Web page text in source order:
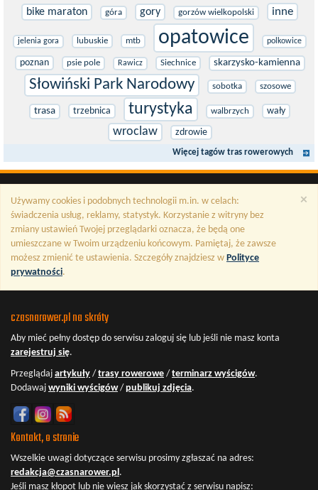
bike maraton góra gory gorzów wielkopolski inne
jelenia gora lubuskie mtb opatowice polkowice
poznan psie pole Rawicz Siechnice skarzysko-kamienna
Słowiński Park Narodowy sobotka szosowe
trasa trzebnica turystyka walbrzych wały
wroclaw zdrowie
Więcej tagów tras rowerowych
×
Używamy cookies i podobnych technologii m.in. w celach:
świadczenia usług, reklamy, statystyk. Korzystanie z witryny bez
zmiany ustawień Twojej przeglądarki oznacza, że będą one
umieszczane w Twoim urządzeniu końcowym. Pamiętaj, że zawsze
możesz zmienić te ustawienia. Szczegóły znajdziesz w Polityce
prywatności.
czasnarower.pl na skróty
Aby mieć pełny dostęp do serwisu zaloguj się lub jeśli nie masz konta
zarejestruj się.
Przeglądaj artykuły / trasy rowerowe / terminarz wyścigów.
Dodawaj wyniki wyścigów/ publikuj zdjęcia.
Kontakt, o stronie
Wszelkie uwagi dotyczące serwisu prosimy zgłaszać na adres:
redakcja@czasnarower.pl.
Jeśli masz kłopot lub nie wiesz jak skorzystać z serwisu napisz: